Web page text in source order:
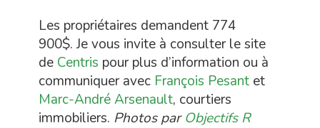
Les propriétaires demandent 774
900$. Je vous invite à consulter le site
de Centris pour plus d’information ou à
communiquer avec François Pesant et
Marc-André Arsenault, courtiers
immobiliers. Photos par Objectifs R